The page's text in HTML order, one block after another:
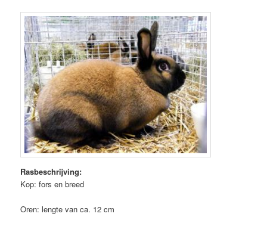
Rasbeschrijving:
Kop: fors en breed
Oren: lengte van ca. 12 cm